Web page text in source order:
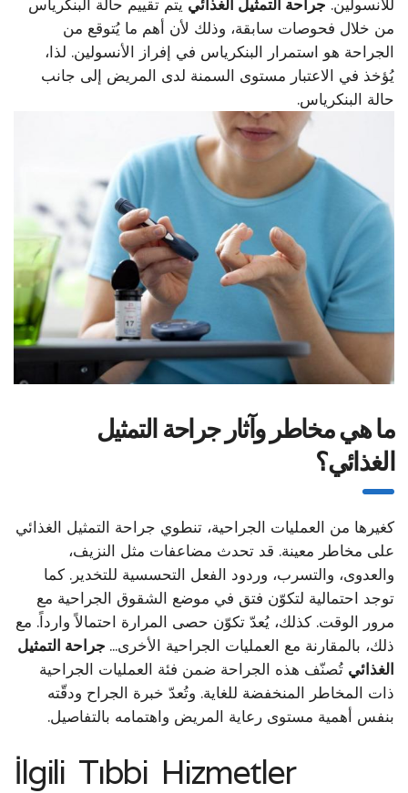
للأنسولين. جراحة التمثيل الغذائي يتم تقييم حالة البنكرياس
من خلال فحوصات سابقة، وذلك لأن أهم ما يُتوقع من
الجراحة هو استمرار البنكرياس في إفراز الأنسولين. لذا،
يُؤخذ في الاعتبار مستوى السمنة لدى المريض إلى جانب
حالة البنكرياس.
ما هي مخاطر وآثار جراحة التمثيل
الغذائي؟
كغيرها من العمليات الجراحية، تنطوي جراحة التمثيل الغذائي
على مخاطر معينة. قد تحدث مضاعفات مثل النزيف،
والعدوى، والتسرب، وردود الفعل التحسسية للتخدير. كما
توجد احتمالية لتكوّن فتق في موضع الشقوق الجراحية مع
مرور الوقت. كذلك، يُعدّ تكوّن حصى المرارة احتمالاً وارداً. مع
ذلك، بالمقارنة مع العمليات الجراحية الأخرى... جراحة التمثيل
الغذائي تُصنّف هذه الجراحة ضمن فئة العمليات الجراحية
ذات المخاطر المنخفضة للغاية. وتُعدّ خبرة الجراح ودقّته
بنفس أهمية مستوى رعاية المريض واهتمامه بالتفاصيل.
İlgili Tıbbi Hizmetler